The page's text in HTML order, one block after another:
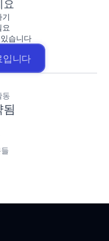
요
습니다
입니다
동